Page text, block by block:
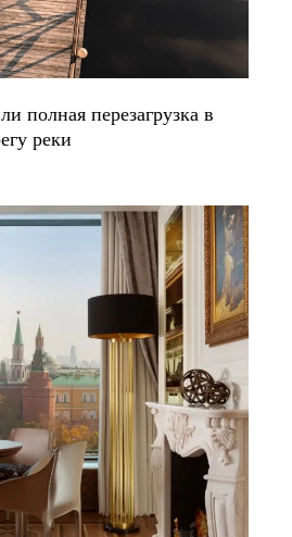
полная перезагрузка в
реки